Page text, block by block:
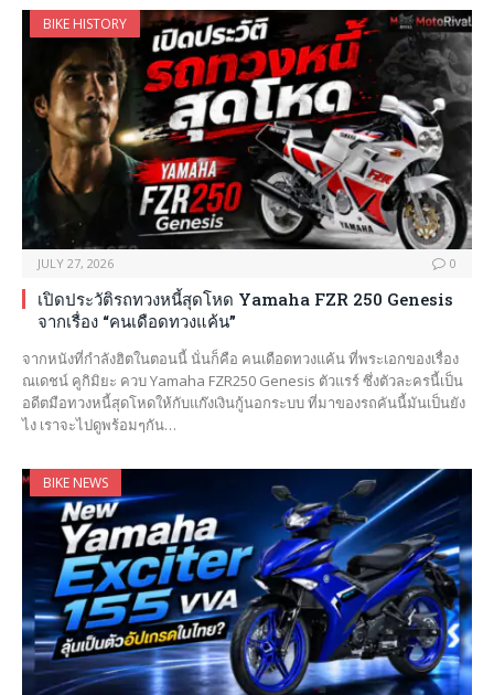
BIKE HISTORY
JULY 27, 2026 0
เปิดประวัติรถทวงหนี้สุดโหด Yamaha FZR 250 Genesis
จากเรื่อง “คนเดือดทวงแค้น”
จากหนังที่กำลังฮิตในตอนนี้ นั่นก็คือ คนเดือดทวงแค้น ที่พระเอกของเรื่อง
ณเดชน์ คูกิมิยะ ควบ Yamaha FZR250 Genesis ตัวแรร์ ซึ่งตัวละครนี้เป็น
อดีตมือทวงหนี้สุดโหดให้กับแก๊งเงินกู้นอกระบบ ที่มาของรถคันนี้มันเป็นยัง
ไง เราจะไปดูพร้อมๆกัน…
BIKE NEWS